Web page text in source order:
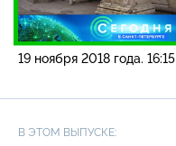
19 ноября 2018 года. 16:15
В ЭТОМ ВЫПУСКЕ: